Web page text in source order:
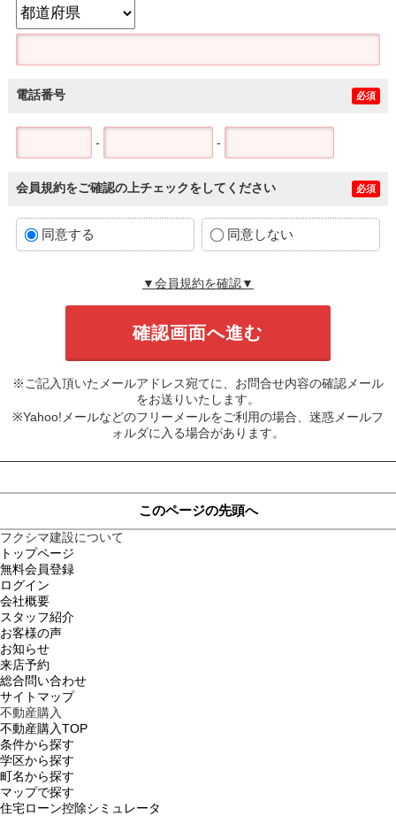
電話番号 必須
- -
会員規約をご確認の上チェックをしてください 必須
同意する 同意しない
▼会員規約を確認▼
※ご記入頂いたメールアドレス宛てに、お問合せ内容の確認メール
をお送りいたします。
※Yahoo!メールなどのフリーメールをご利用の場合、迷惑メールフ
ォルダに入る場合があります。
このページの先頭へ
フクシマ建設について
トップページ
無料会員登録
ログイン
会社概要
スタッフ紹介
お客様の声
お知らせ
来店予約
総合問い合わせ
サイトマップ
不動産購入
不動産購入TOP
条件から探す
学区から探す
町名から探す
マップで探す
住宅ローン控除シミュレータ